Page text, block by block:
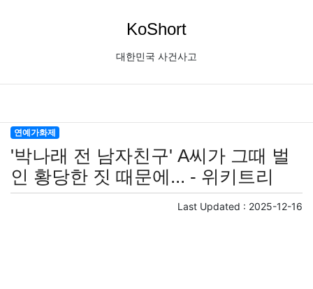
KoShort
대한민국 사건사고
연예가화제
'박나래 전 남자친구' A씨가 그때 벌
인 황당한 짓 때문에... - 위키트리
Last Updated : 2025-12-16